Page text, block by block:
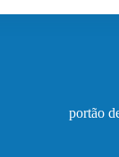
portão